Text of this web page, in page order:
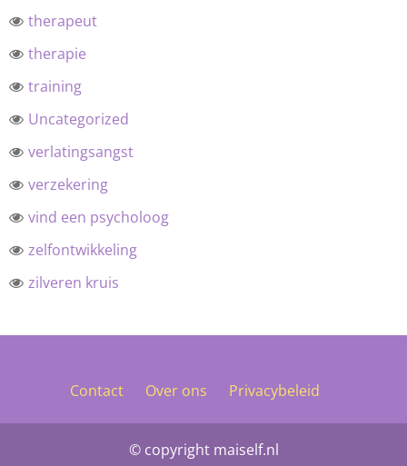
therapeut
therapie
training
Uncategorized
verlatingsangst
verzekering
vind een psycholoog
zelfontwikkeling
zilveren kruis
Contact Over ons Privacybeleid
© copyright maiself.nl